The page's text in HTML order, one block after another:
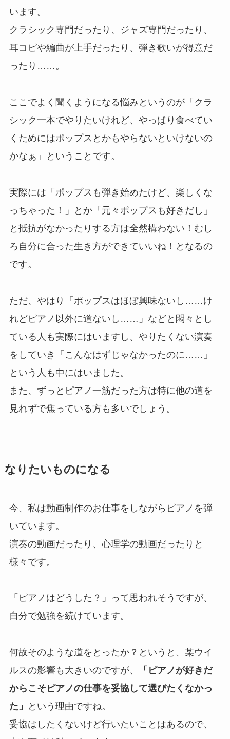
います。
クラシック専門だったり、ジャズ専門だったり、
耳コピや編曲が上手だったり、弾き歌いが得意だ
ったり……。
ここでよく聞くようになる悩みというのが「クラ
シック一本でやりたいけれど、やっぱり食べてい
くためにはポップスとかもやらないといけないの
かなぁ」ということです。
実際には「ポップスも弾き始めたけど、楽しくな
っちゃった！」とか「元々ポップスも好きだし」
と抵抗がなかったりする方は全然構わない！むし
ろ自分に合った生き方ができていいね！となるの
です。
ただ、やはり「ポップスはほぼ興味ないし……け
れどピアノ以外に道ないし……」などと悶々とし
ている人も実際にはいますし、やりたくない演奏
をしていき「こんなはずじゃなかったのに……」
という人も中にはいました。
また、ずっとピアノ一筋だった方は特に他の道を
見れずで焦っている方も多いでしょう。
なりたいものになる
今、私は動画制作のお仕事をしながらピアノを弾
いています。
演奏の動画だったり、心理学の動画だったりと
様々です。
「ピアノはどうした？」って思われそうですが、
自分で勉強を続けています。
何故そのような道をとったか？というと、某ウイ
ルスの影響も大きいのですが、
「ピアノが好きだ
からこそピアノの仕事を妥協して選びたくなかっ
た」
という理由ですね。
妥協はしたくないけど行いたいことはあるので、